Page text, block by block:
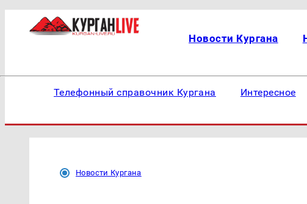
Новости Кургана
Телефонный справочник Кургана Интересное
Новости Кургана